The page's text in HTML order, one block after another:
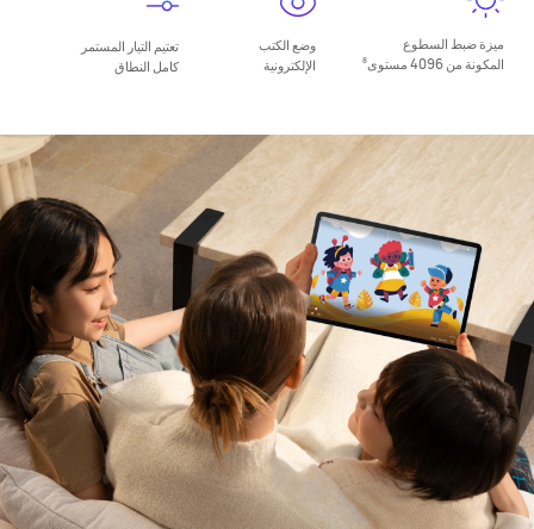
ميزة ضبط السطوع
المكونة من 4096 مستوى
8
وضع الكتب
الإلكترونية
تعتيم التيار المستمر
كامل النطاق